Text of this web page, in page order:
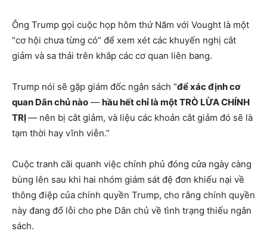
Ông Trump gọi cuộc họp hôm thứ Năm với Vought là một
“cơ hội chưa từng có” để xem xét các khuyến nghị cắt
giảm và sa thải trên khắp các cơ quan liên bang.
Trump nói sẽ gặp giám đốc ngân sách “để xác định cơ
quan Dân chủ nào — hầu hết chỉ là một TRÒ LỪA CHÍNH
TRỊ— nên bị cắt giảm, và liệu các khoản cắt giảm đó sẽ là
tạm thời hay vĩnh viễn.”
Cuộc tranh cãi quanh việc chính phủ đóng cửa ngày càng
bùng lên sau khi hai nhóm giám sát đệ đơn khiếu nại về
thông điệp của chính quyền Trump, cho rằng chính quyền
này đang đổ lỗi cho phe Dân chủ về tình trạng thiếu ngân
sách.